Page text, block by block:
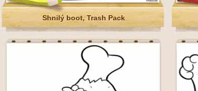
Shnilý boot, Trash Pack